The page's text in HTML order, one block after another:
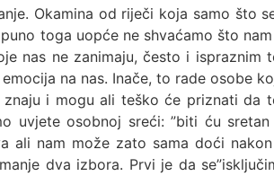
Okamina od riječi koja samo što
toga uopće ne shvaćamo što
nas ne zanimaju, često i
na nas. Inače, to rade osobe
i mogu ali teško će priznati da
uvjete osobnoj sreći: ”biti ću
ali nam može zato sama doći
dva izbora. Prvi je da